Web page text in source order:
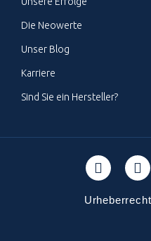
Die Neowerte
Unser Blog
Karriere
Sind Sie ein Hersteller?